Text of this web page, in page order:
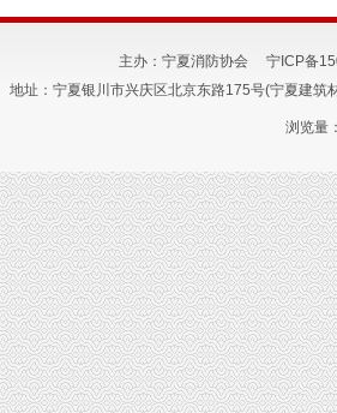
主办：宁夏消防协会宁ICP备
地址：宁夏银川市兴庆区北京东路175号(宁夏
浏览量